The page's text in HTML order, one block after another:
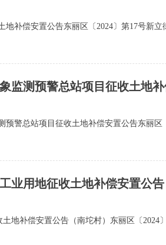
地补偿安置公告东丽区〔2024〕第17号新
监测预警总站项目征收土地
预警总站项目征收土地补偿安置公告东丽
业用地征收土地补偿安置公
地补偿安置公告（南坨村）东丽区〔2024